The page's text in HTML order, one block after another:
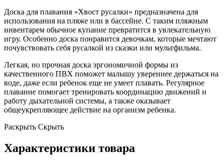
Доска для плавания «Хвост русалки» предназначена для
использования на пляже или в бассейне. С таким пляжным
инвентарем обычное купание превратится в увлекательную
игру. Особенно доска понравится девочкам, которые мечтают
почувствовать себя русалкой из сказки или мультфильма.
Легкая, но прочная доска эргономичной формы из
качественного ПВХ поможет малышу увереннее держаться на
воде, даже если ребенок еще не умеет плавать. Регулярное
плавание помогает тренировать координацию движений и
работу дыхательной системы, а также оказывает
общеукрепляющее действие на организм ребенка.
Раскрыть Скрыть
Характеристики товара